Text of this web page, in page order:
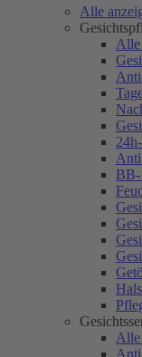
Alle
Alle
BB-
Alle